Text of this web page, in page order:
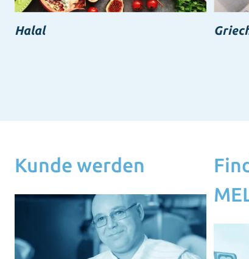
Halal
Kunde werden